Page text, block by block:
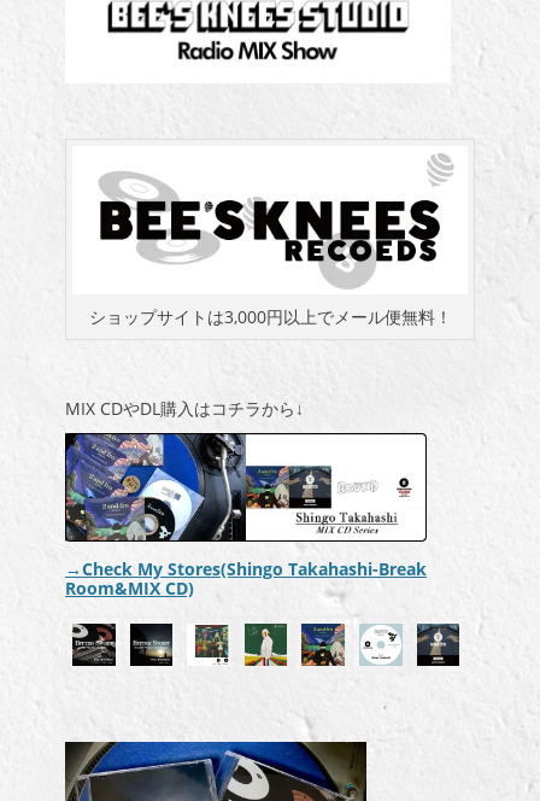
ショップサイトは3,000円以上でメール便無料！
MIX CDやDL購入はコチラから↓
→Check My Stores(Shingo Takahashi-Break
Room&MIX CD)